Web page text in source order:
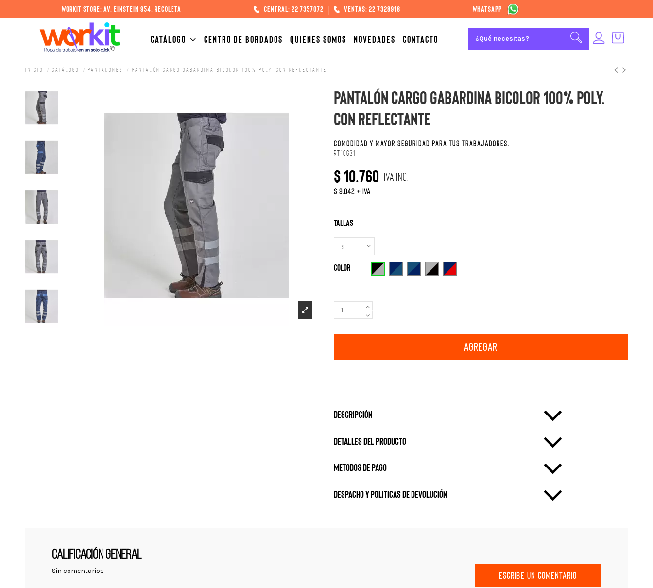
WORKIT STORE: AV. EINSTEIN 954, RECOLETA Central: 22 7357072 Ventas: 22 7328918 whatsapp
CATÁLOGO CENTRO DE BORDADOS QUIENES SOMOS NOVEDADES CONTACTO
Inicio Catálogo Pantalones Pantalón Cargo gabardina Bicolor 100% poly. con reflectante
Pantalón Cargo gabardina Bicolor 100% poly.
con reflectante
COMODIDAD Y MAYOR SEGURIDAD PARA TUS TRABAJADORES.
RT10631
$ 10.760 IVA Inc.
$ 9.042 + IVA
Tallas
Color Negro-grisAzul - azul Indigo
Azul Indigo - Azul
Gris - negroAzul - rojo
AGREGAR
Descripción
Detalles del producto
metodos de pago
Despacho y politicas de devolución
CALIFICACIÓN GENERAL
Sin comentarios ESCRIBE UN COMENTARIO